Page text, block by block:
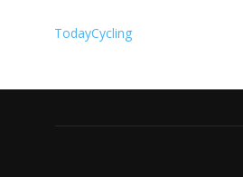
TodayCycling